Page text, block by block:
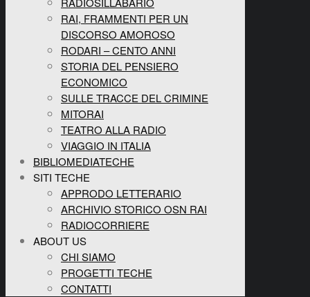
RAI, FRAMMENTI PER UN
DISCORSO AMOROSO
RODARI – CENTO ANNI
STORIA DEL PENSIERO
ECONOMICO
SULLE TRACCE DEL CRIMINE
MITORAI
TEATRO ALLA RADIO
VIAGGIO IN ITALIA
BIBLIOMEDIATECHE
SITI TECHE
APPRODO LETTERARIO
ARCHIVIO STORICO OSN RAI
RADIOCORRIERE
ABOUT US
CHI SIAMO
PROGETTI TECHE
CONTATTI